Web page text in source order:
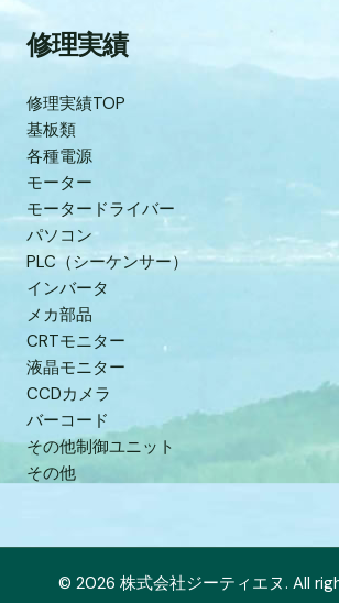
修理実績
修理実績TOP
基板類
各種電源
モーター
モータードライバー
パソコン
PLC（シーケンサー）
インバータ
メカ部品
CRTモニター
液晶モニター
CCDカメラ
バーコード
その他制御ユニット
その他
© 2026 株式会社ジーティエヌ. All